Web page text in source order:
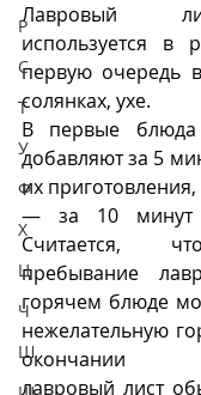
Р
С
Т
У
Ф
Х
Ц
Ч
Ш
Лавровый
используется в
первую очередь
солянках, ухе.
В первые блюда
добавляют за 5
их
— за 10 минут
Считается,
пребывание
горячем блюде
нежелательную
окончании
лавровый лист